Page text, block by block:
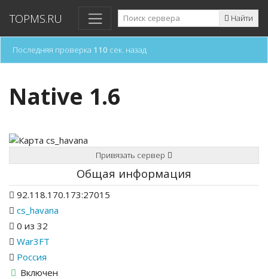
TOPMS.RU Найти
Последняя проверка 110 сек. назад
Native 1.6
Привязать сервер
Общая информация
92.118.170.173:27015
cs_havana
0 из 32
War3FT
Россия
Включен